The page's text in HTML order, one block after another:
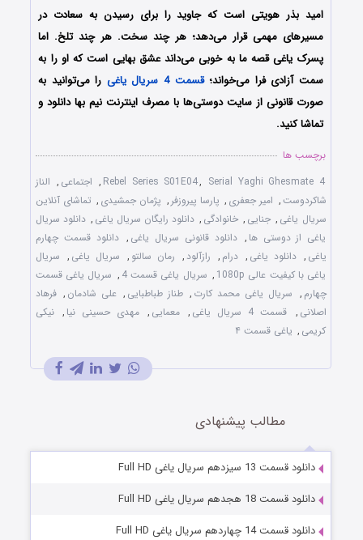
امید بذر هویتی است که جاوید را برای رسیدن به سعادت در
مسیرهای مهمی قرار می‌دهد؛ هر چند سخت. هر چند تلخ. اما
پسرک یاغی قصه ما به خوبی می‌داند عشق بهایی است که او را به
سمت آزادی فرا می‌خواند؛قسمت 4 سریال یاغی
را می‌توانید به
صورت قانونی از سایت دوستی‌ها با مصرف اینترنت نیم بها دانلود و
تماشا کنید.
برچسب ها
Rebel Series S01E04, Serial Yaghi Ghesmate 4
, اجتماعی , الناز
شاکردوست, امیر جعفری , پارسا پیروزفر , پژمان جمشیدی , تماشای آنلاین
سریال یاغی , جنایی , خانوادگی , دانلود رایگان سریال یاغی , دانلود سریال
یاغی از دوستی ها , دانلود قانونی سریال یاغی , دانلود قسمت چهارم
یاغی , دانلود یاغی , درام , رازآلود , رمان سالتو , سریال یاغی , سریال
یاغی با کیفیت عالی 1080p
, سریال یاغی قسمت 4 , سریال یاغی قسمت
چهارم , سریال یاغی محمد کارت , طناز طباطبایی , علی شادمان , فرهاد
اصلانی , قسمت 4 سریال یاغی , معمایی , مهدی حسینی نیا , نیکی
کریمی , یاغی قسمت ۴
مطالب پیشنهادی
دانلود قسمت 13 سیزدهم سریال یاغی Full HD
دانلود قسمت 18 هجدهم سریال یاغی Full HD
دانلود قسمت 14 چهاردهم سریال یاغی Full HD